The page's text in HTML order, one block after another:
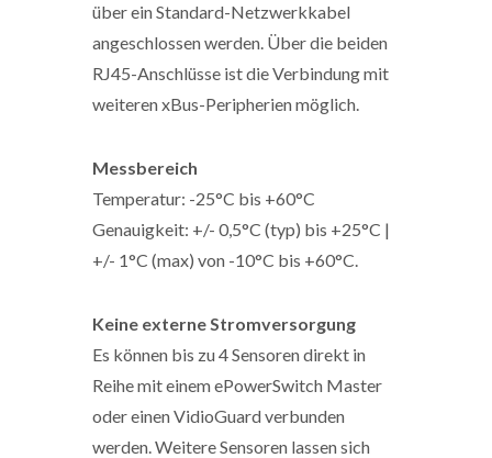
über ein Standard-Netzwerkkabel
angeschlossen werden. Über die beiden
RJ45-Anschlüsse ist die Verbindung mit
weiteren xBus-Peripherien möglich.
Messbereich
Temperatur: -25°C bis +60°C
Genauigkeit: +/- 0,5°C (typ) bis +25°C |
+/- 1°C (max) von -10°C bis +60°C.
Keine externe Stromversorgung
Es können bis zu 4 Sensoren direkt in
Reihe mit einem ePowerSwitch Master
oder einen VidioGuard verbunden
werden. Weitere Sensoren lassen sich